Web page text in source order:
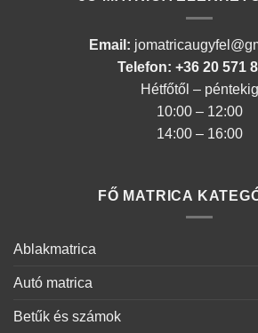
Email:
Telefon: +36 20 571
Hétfőtől – péntekig
10:00 – 12:00
14:00 – 16:00
FŐ MATRICA
Ablakmatrica
Autó matrica
Betűk és számok